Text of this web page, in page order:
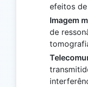
efeitos
Imagem
de